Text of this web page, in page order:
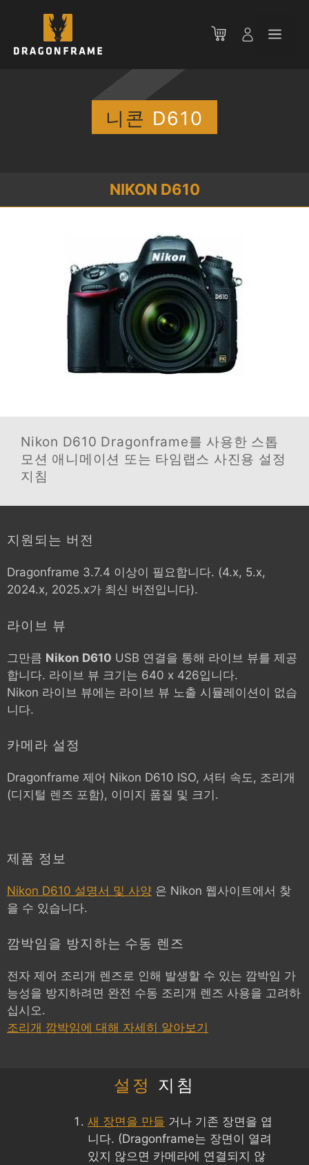
메
니콘 D610
NIKON D610
Nikon D610 Dragonframe를 사용한 스톱
모션 애니메이션 또는 타임랩스 사진용 설정
지침
지원되는 버전
Dragonframe 3.7.4 이상이 필요합니다. (4.x, 5.x,
2024.x, 2025.x가 최신 버전입니다).
라이브 뷰
그만큼 Nikon D610 USB 연결을 통해 라이브 뷰를 제공
합니다. 라이브 뷰 크기는 640 x 426입니다.
Nikon 라이브 뷰에는 라이브 뷰 노출 시뮬레이션이 없습
니다.
카메라 설정
Dragonframe 제어 Nikon D610 ISO, 셔터 속도, 조리개
(디지털 렌즈 포함), 이미지 품질 및 크기.
제품 정보
Nikon D610 설명서 및 사양 은 Nikon 웹사이트에서 찾
을 수 있습니다.
깜박임을 방지하는 수동 렌즈
전자 제어 조리개 렌즈로 인해 발생할 수 있는 깜박임 가
능성을 방지하려면 완전 수동 조리개 렌즈 사용을 고려하
십시오.
조리개 깜박임에 대해 자세히 알아보기
설정 지침
새 장면을 만들 거나 기존 장면을 엽
니다. (Dragonframe는 장면이 열려
있지 않으면 카메라에 연결되지 않